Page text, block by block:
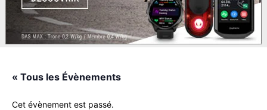
« Tous les Évènements
Cet évènement est passé.